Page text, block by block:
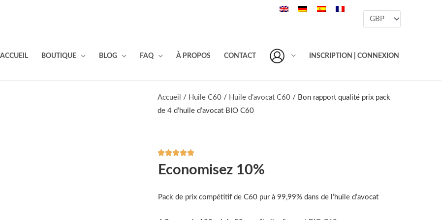
ACCUEIL BOUTIQUE BLOG FAQ À PROPOS CONTACT INSCRIPTION | CONNEXION
Accueil / Huile C60 / Huile d’avocat C60 / Bon rapport qualité prix pack
de 4 d’huile d’avocat BIO C60

5
5
Economisez 10%
Pack de prix compétitif de C60 pur à 99,99% dans de l’huile d’avocat